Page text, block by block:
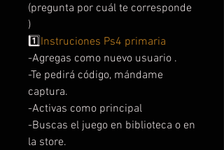
(pregunta por cuál te corresponde
)
1️⃣Instruciones Ps4 primaria
-Agregas como nuevo usuario .
-Te pedirá código, mándame
captura.
-Activas como principal
-Buscas el juego en biblioteca o en
la store.